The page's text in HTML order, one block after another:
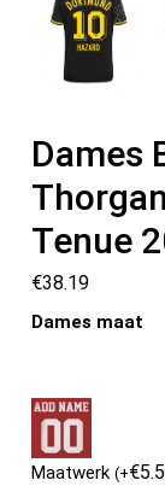
Dames
Tenue
€38.19
Dames maat
Maatwerk(+€